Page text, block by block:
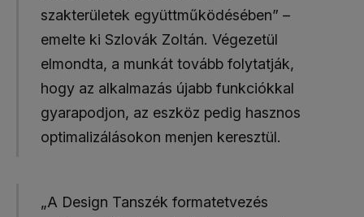
szakterületek együttműködésében” –
emelte ki Szlovák Zoltán. Végezetül
elmondta, a munkát tovább folytatják,
hogy az alkalmazás újabb funkciókkal
gyarapodjon, az eszköz pedig hasznos
optimalizálásokon menjen keresztül.
„A Design Tanszék formatetvezés